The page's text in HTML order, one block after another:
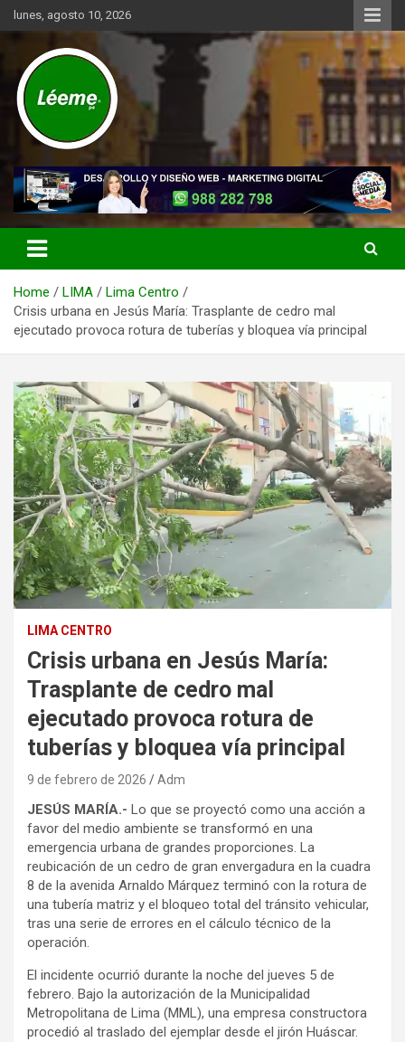
Skip
to
lunes, agosto 10, 2026
Léeme.pe
Noticias de actualidad del mundo distrital, vecinal, municipal y de
negocios a nivel de Lima Metropolitana, sin descuidar las noticias
de alcance nacional.
Home LIMA
Lima Centro
Crisis urbana en Jesús María: Trasplante de cedro mal
ejecutado provoca rotura de tuberías y bloquea vía principal
LIMA CENTRO
Crisis urbana en Jesús María:
Trasplante de cedro mal
ejecutado provoca rotura de
tuberías y bloquea vía principal
9 de febrero de 2026 Adm
JESÚS MARÍA.- Lo que se proyectó como una acción a
favor del medio ambiente se transformó en una
emergencia urbana de grandes proporciones. La
reubicación de un cedro de gran envergadura en la cuadra
8 de la avenida Arnaldo Márquez terminó con la rotura de
una tubería matriz y el bloqueo total del tránsito vehicular,
tras una serie de errores en el cálculo técnico de la
operación.
El incidente ocurrió durante la noche del jueves 5 de
febrero. Bajo la autorización de la Municipalidad
Metropolitana de Lima (MML), una empresa constructora
procedió al traslado del ejemplar desde el jirón Huáscar.